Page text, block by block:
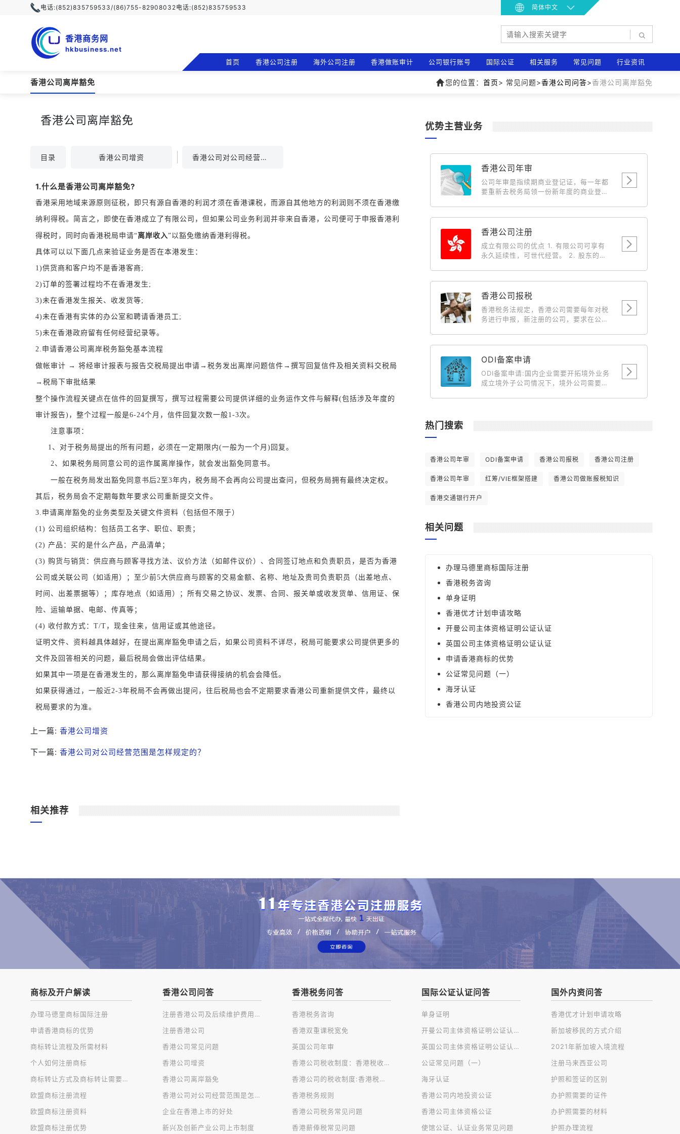
电话:(852)835759533/(86)755-82908032电话:(852)835759533 简体中文
香港商务网
hkbusiness.net
首页 香港公司注册 海外公司注册 香港做账审计 公司银行账号 国际公证 相关服务 常见问题 行业资讯
香港公司离岸豁免 您的位置： 首页> 常见问题>香港公司问答>香港公司离岸豁免
香港公司离岸豁免
目录 香港公司增资 香港公司对公司经营范围是怎样规定的？
1.什么是香港公司离岸豁免?
香港采用地域来源原则征税，即只有源自香港的利润才须在香港课税，而源自其他地方的利润则不须在香港缴
纳利得税。简言之，即使在香港成立了有限公司，但如果公司业务利润并非来自香港，公司便可于申报香港利
得税时，同时向香港税局申请“离岸收入”以豁免缴纳香港利得税。
具体可以以下面几点来验证业务是否在本港发生：
1)供货商和客户均不是香港客商;
2)订单的签署过程均不在香港发生;
3)未在香港发生报关、收发货等;
4)未在香港有实体的办公室和聘请香港员工;
5)未在香港政府留有任何经营纪录等。
2. 申请香港公司离岸税务豁免基本流程
做帐审计 → 将经审计报表与报告交税局提出申请→税务发出离岸问题信件→撰写回复信件及相关资料交税局
→税局下审批结果
整个操作流程关键点在信件的回复撰写，撰写过程需要公司提供详细的业务运作文件与解释(包括涉及年度的
审计报告)，整个过程一般是6-24个月，信件回复次数一般1-3次。
注意事项：
1、对于税务局提出的所有问题，必须在一定期限内(一般为一个月)回复。
2、如果税务局同意公司的运作属离岸操作，就会发出豁免同意书。
一般在税务局发出豁免同意书后2至3年内，税务局不会再向公司提出查问，但税务局拥有最终决定权。
其后，税务局会不定期每数年要求公司重新提交文件。
3. 申请离岸豁免的业务类型及关键文件资料（包括但不限于）
(1) 公司组织结构：包括员工名字、职位、职责；
(2) 产品：买的是什么产品，产品清单；
(3) 购货与销货：供应商与顾客寻找方法、议价方法（如邮件议价）、合同签订地点和负责职员，是否为香港
公司或关联公司（如适用）；至少前5大供应商与顾客的交易金额、名称、地址及贵司负责职员（出差地点、
时间、出差票据等）；库存地点（如适用）；所有交易之协议、发票、合同、报关单或收发货单、信用证、保
险、运输单据、电邮、传真等；
(4) 收付款方式：T/T，现金往来，信用证或其他途径。
证明文件、资料越具体越好，在提出离岸豁免申请之后，如果公司资料不详尽，税局可能要求公司提供更多的
文件及回答相关的问题，最后税局会做出评估结果。
如果其中一项是在香港发生的，那么离岸豁免申请获得接纳的机会会降低。
如果获得通过，一般近2-3年税局不会再做出提问，往后税局也会不定期要求香港公司重新提供文件，最终以
税局要求的为准。
上一篇: 香港公司增资
下一篇: 香港公司对公司经营范围是怎样规定的？
相关推荐
优势主营业务
香港公司年审
公司年审是指续期商业登记证，每一年都
要重新去税务局领一份新年度的商业登记
香港公司注册
成立有限公司的优点 1. 有限公司可享有
永久延续性，可世代经营。 2. 股东的私
各股东(投资者)之权益，因此较容易集合
资金。 4. 成立有限公司后，中国、台湾
务签証将获优先考虑。 5. 有限公司的债
务有限，经营生意上的风险，一概不会牵
7. 以有限公司经营业务，可以给与客户、
供应商及银行良好印象，有助业务发展。
成立有限公司的税务优惠 1. 可全数扣除
董事 (东主) 及其配偶之薪金可作为支出
全球最低。 6. 可全数扣除支出如楼宇和
之折旧免税额。
香港公司报税
香港税务法规定，香港公司需要每年对税
务进行申报，新注册的公司，要求在公司
港公司每年需要申报一次税务情况。
ODI备案申请
ODI备案申请:国内企业需要开拓境外业务
成立境外子公司情况下，境外公司需要国
委发起申请对这笔资金的汇出做合规合法
化说明。
热门搜索
香港公司年审 ODI备案申请 香港公司报税 香港公司注册
香港公司年审 红筹/VIE框架搭建 香港公司做账报税知识
香港交通银行开户
相关问题
办理马德里商标国际注册
香港税务咨询
单身证明
香港优才计划申请攻略
开曼公司主体资格证明公证认证
英国公司主体资格证明公证认证
申请香港商标的优势
公证常见问题（一）
海牙认证
香港公司内地投资公证
商标及开户解读
办理马德里商标国际注册
申请香港商标的优势
商标转让流程及所需材料
个人如何注册商标
商标转让方式及商标转让需要注意的问题
欧盟商标注册流程
欧盟商标注册资料
欧盟商标注册优势
香港公司问答
注册香港公司及后续维护费用一览
注册香港公司
香港公司常见问题
香港公司增资
香港公司离岸豁免
香港公司对公司经营范围是怎样规定的？
企业在香港上市的好处
新兴及创新产业公司上市制度
香港税务问答
香港税务咨询
香港双重课税宽免
英国公司年审
香港公司税收制度：香港税收种类
香港公司的税收制度:香港税制的特点
香港税务规则
香港公司税务常见问题
香港薪俸税常见问题
国际公证认证问答
单身证明
开曼公司主体资格证明公证认证
英国公司主体资格证明公证认证
公证常见问题（一）
海牙认证
香港公司内地投资公证
香港公司主体资格公证
使馆公证、认证业务常见问题
国外内资问答
香港优才计划申请攻略
新加坡移民的方式介绍
2021年新加坡入境流程
注册马来西亚公司
护照和签证的区别
办护照需要的证件
办护照需要的材料
护照办理流程